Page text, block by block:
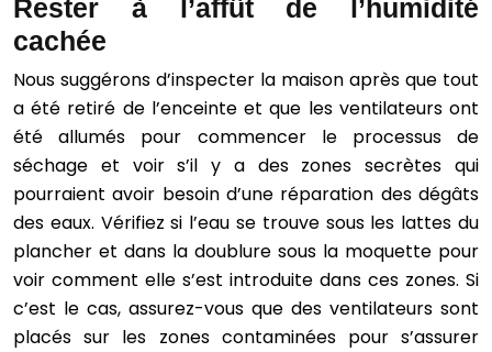
Rester à l’affût de l’humidité
cachée
Nous suggérons d’inspecter la maison après que tout
a été retiré de l’enceinte et que les ventilateurs ont
été allumés pour commencer le processus de
séchage et voir s’il y a des zones secrètes qui
pourraient avoir besoin d’une réparation des dégâts
des eaux. Vérifiez si l’eau se trouve sous les lattes du
plancher et dans la doublure sous la moquette pour
voir comment elle s’est introduite dans ces zones. Si
c’est le cas, assurez-vous que des ventilateurs sont
placés sur les zones contaminées pour s’assurer